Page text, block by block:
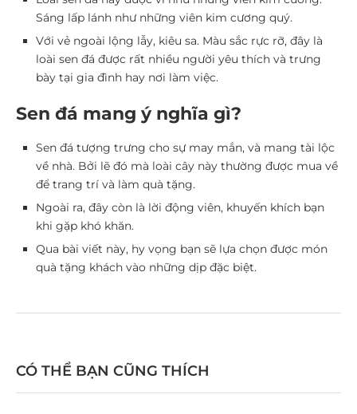
Sáng lấp lánh như những viên kim cương quý.
Với vẻ ngoài lộng lẫy, kiêu sa. Màu sắc rực rỡ, đây là
loài sen đá được rất nhiều người yêu thích và trưng
bày tại gia đình hay nơi làm việc.
Sen đá mang ý nghĩa gì?
Sen đá tượng trưng cho sự may mắn, và mang tài lộc
về nhà. Bởi lẽ đó mà loài cây này thường được mua về
để trang trí và làm quà tặng.
Ngoài ra, đây còn là lời động viên, khuyến khích bạn
khi gặp khó khăn.
Qua bài viết này, hy vọng bạn sẽ lựa chọn được món
quà tặng khách vào những dịp đặc biệt.
CÓ THỂ BẠN CŨNG THÍCH